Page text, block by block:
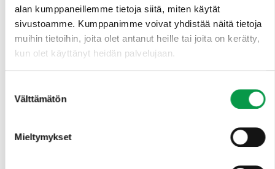
alan kumppaneillemme tietoja siitä, miten käytät
sivustoamme. Kumppanimme voivat yhdistää näitä tietoja
muihin tietoihin, joita olet antanut heille tai joita on kerätty,
kun olet käyttänyt heidän palvelujaan.
valinta
Välttämätön
Mieltymykset
Kommenttipuheenvuorot ja keskustelu
Titta Berlin, maa- ja metsätalousministeriö
Mikko Syri
Yhteenveto –Satu Rantala